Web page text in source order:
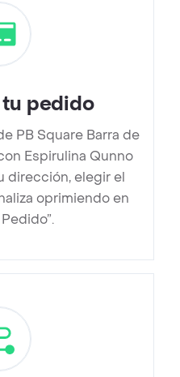
pedido
PB Square Barra de
Espirulina Qunno
dirección, elegir el
oprimiendo en